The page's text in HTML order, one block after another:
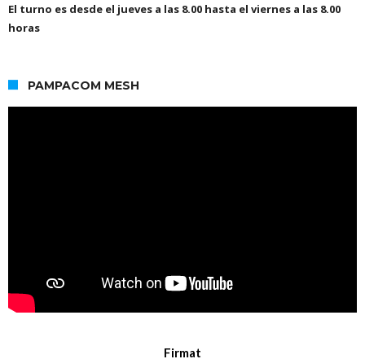
El turno es desde el jueves a las 8.00 hasta el viernes a las 8.00
horas
PAMPACOM MESH
Firmat